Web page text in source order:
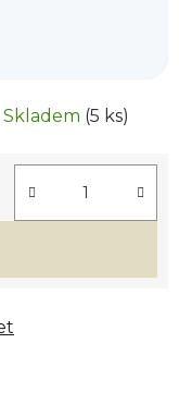
Skladem (5 ks)